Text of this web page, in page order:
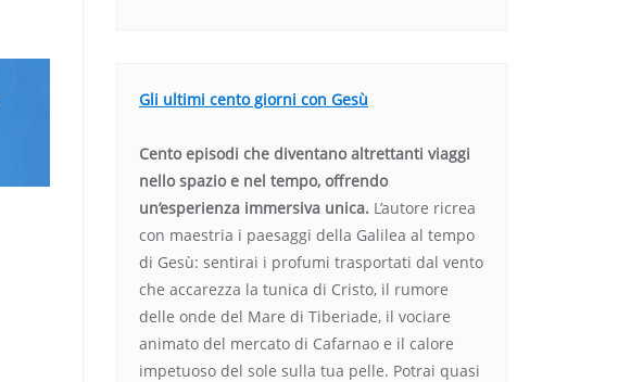
Gli ultimi cento giorni con Gesù
Cento episodi che diventano altrettanti viaggi
nello spazio e nel tempo, offrendo
un’esperienza immersiva unica. L’autore ricrea
con maestria i paesaggi della Galilea al tempo
di Gesù: sentirai i profumi trasportati dal vento
che accarezza la tunica di Cristo, il rumore
delle onde del Mare di Tiberiade, il vociare
animato del mercato di Cafarnao e il calore
impetuoso del sole sulla tua pelle. Potrai quasi